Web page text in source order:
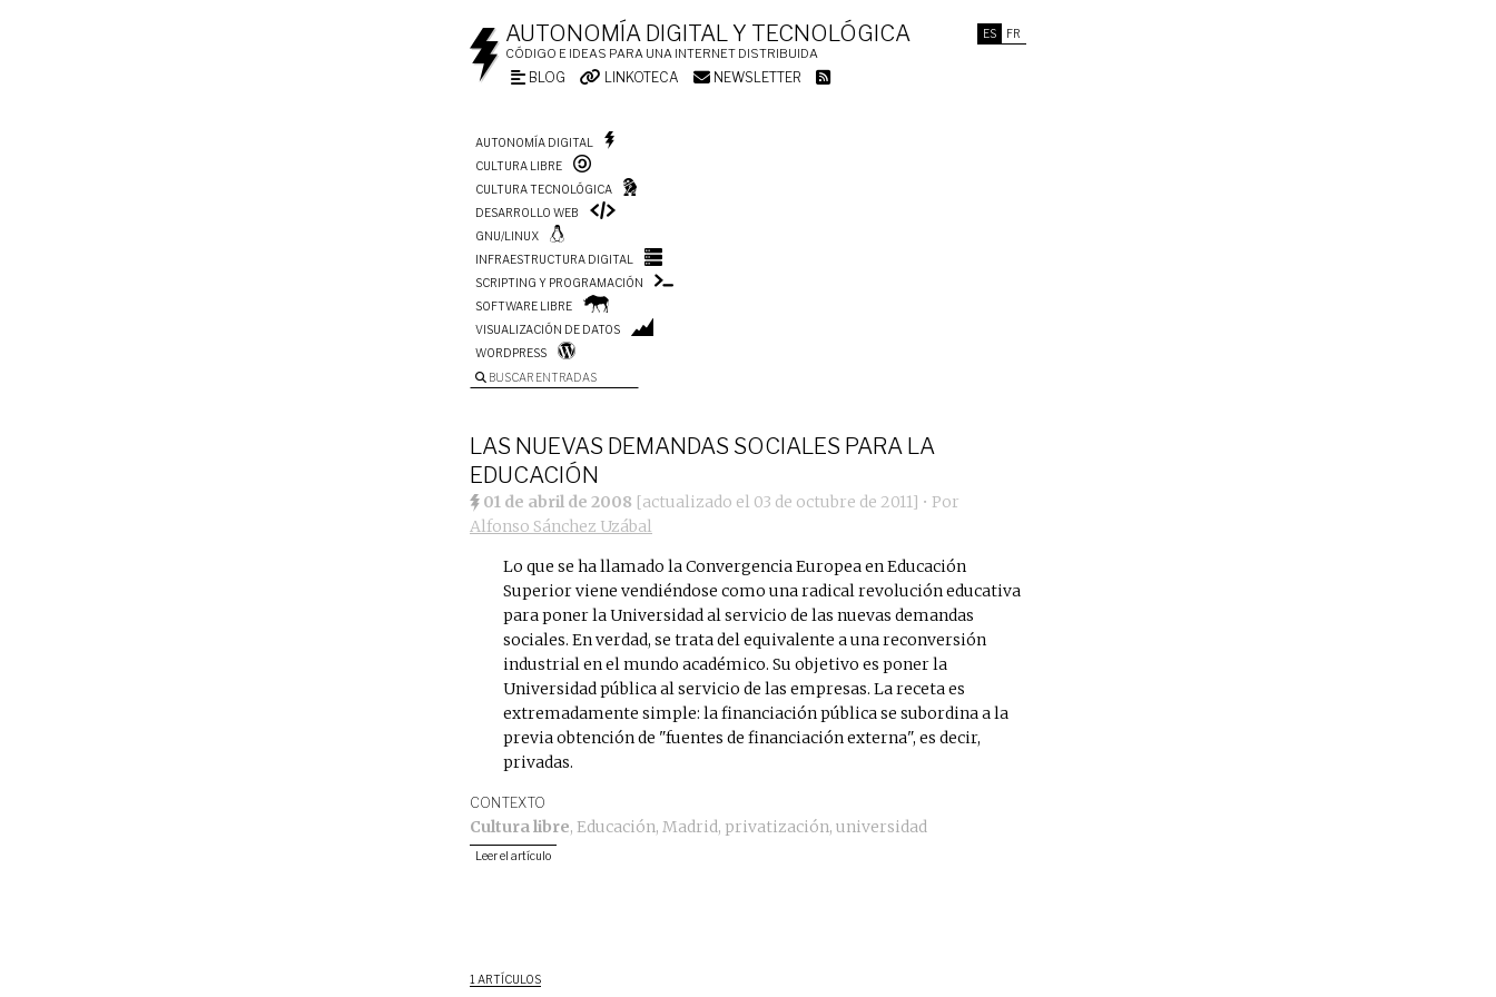
ES FR
AUTONOMÍA DIGITAL Y TECNOLÓGICA
CÓDIGO E IDEAS PARA UNA INTERNET DISTRIBUIDA
BLOG LINKOTECA NEWSLETTER
AUTONOMÍA DIGITAL
CULTURA LIBRE
CULTURA TECNOLÓGICA
DESARROLLO WEB
GNU/LINUX
INFRAESTRUCTURA DIGITAL
SCRIPTING Y PROGRAMACIÓN
SOFTWARE LIBRE
VISUALIZACIÓN DE DATOS
WORDPRESS
BUSCAR ENTRADAS
LAS NUEVAS DEMANDAS SOCIALES PARA LA
EDUCACIÓN
01 de abril de 2008 [actualizado el 03 de octubre de 2011] • Por
Alfonso Sánchez Uzábal
Lo que se ha llamado la Convergencia Europea en Educación
Superior viene vendiéndose como una radical revolución educativa
para poner la Universidad al servicio de las nuevas demandas
sociales. En verdad, se trata del equivalente a una reconversión
industrial en el mundo académico. Su objetivo es poner la
Universidad pública al servicio de las empresas. La receta es
extremadamente simple: la financiación pública se subordina a la
previa obtención de "fuentes de financiación externa", es decir,
privadas.
CONTEXTO
Cultura libre, Educación, Madrid, privatización, universidad
Leer el artículo
1 ARTÍCULOS